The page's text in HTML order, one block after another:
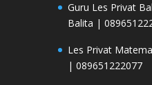
Guru Les Privat
Balita |
Les Privat
| 089651222077